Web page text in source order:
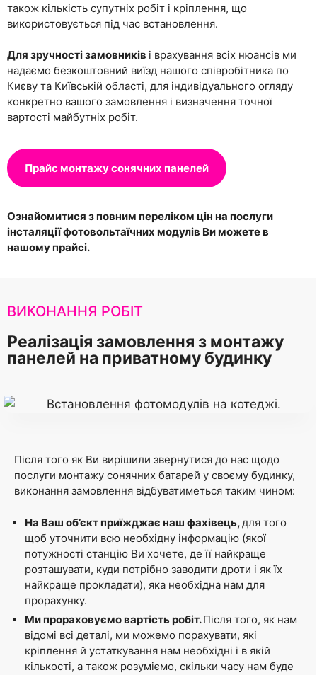
також кількість супутніх робіт і кріплення, що
використовується під час встановлення.
Для зручності замовників і врахування всіх нюансів ми
надаємо безкоштовний виїзд нашого співробітника по
Києву та Київській області, для індивідуального огляду
конкретно вашого замовлення і визначення точної
вартості майбутніх робіт.
Прайс монтажу сонячних панелей
Ознайомитися з повним переліком цін на послуги
інсталяції фотовольтаїчних модулів Ви можете в
нашому прайсі.
ВИКОНАННЯ РОБІТ
Реалізація замовлення з монтажу
панелей на приватному будинку
Після того як Ви вирішили звернутися до нас щодо
послуги монтажу сонячних батарей у своєму будинку,
виконання замовлення відбуватиметься таким чином:
На Ваш об’єкт приїжджає наш фахівець,для того
щоб уточнити всю необхідну інформацію (якої
потужності станцію Ви хочете, де її найкраще
розташувати, куди потрібно заводити дроти і як їх
найкраще прокладати), яка необхідна нам для
прорахунку.
Ми прораховуємо вартість робіт.Після того, як нам
відомі всі деталі, ми можемо порахувати, які
кріплення й устаткування нам необхідні і в якій
кількості, а також розуміємо, скільки часу нам буде